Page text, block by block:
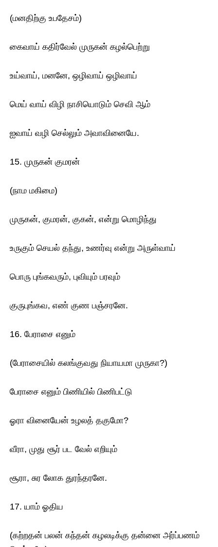
(மனதிற்கு உபதேசம்)
கைவாய் கதிர்வேல் முருகன் கழல்பெற்று
உய்வாய், மனனே, ஒழிவாய் ஒழிவாய்
மெய் வாய் விழி நாசியொடும் செவி ஆம்
ஐவாய் வழி செல்லும் அவாவினையே.
15. முருகன் குமரன்
(நாம மகிமை)
முருகன், குமரன், குகன், என்று மொழிந்து
உருகும் செயல் தந்து, உணர்வு என்று அருள்வாய்
பொரு புங்கவரும், புவியும் பரவும்
குருபுங்கவ, எண் குண பஞ்சரனே.
16. பேராசை எனும்
(பேராசையில் கலங்குவது நியாயமா முருகா?)
பேராசை எனும் பிணியில் பிணிபட்டு
ஓரா வினையேன் உழலத் தகுமோ?
வீரா, முது சூர் பட வேல் எறியும்
சூரா, சுர லோக துரந்தரனே.
17. யாம் ஓதிய
(கற்றதன் பலன் கந்தன் கழலடிக்கு தன்னை அர்ப்பணம்